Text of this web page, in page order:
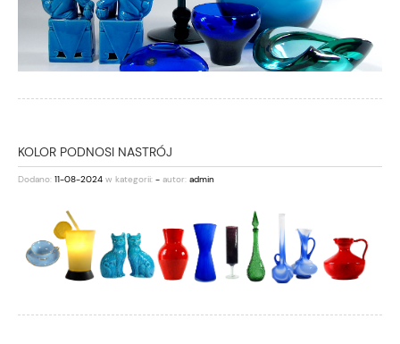
KOLOR PODNOSI NASTRÓJ
Dodano: 11-08-2024 w kategorii: - autor: admin